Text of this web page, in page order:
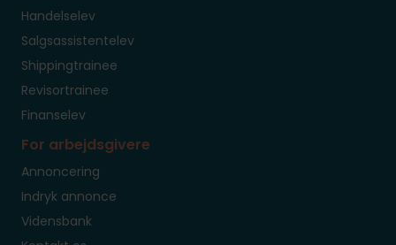
Handelselev
Salgsassistentelev
Shippingtrainee
Revisortrainee
Finanselev
For arbejdsgivere
Annoncering
Indryk annonce
Vidensbank